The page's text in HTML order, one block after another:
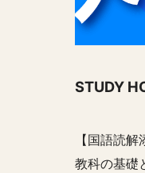
STUDY
【国語読解
教科の基礎